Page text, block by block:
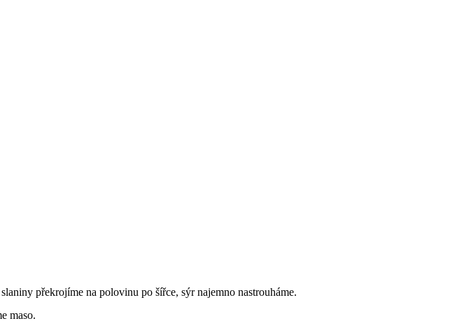
překrojíme na polovinu po šířce, sýr najemno nastrouháme.
maso.